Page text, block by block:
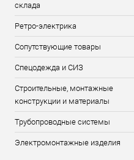
склада
Ретро-электрика
Сопутствующие товары
Спецодежда и СИЗ
Строительные, монтажные
конструкции и материалы
Трубопроводные системы
Электромонтажные изделия